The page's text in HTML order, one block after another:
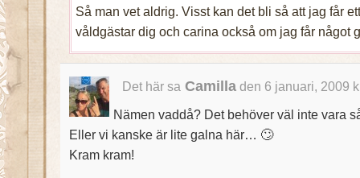
Så man vet aldrig. Visst kan det bli så att jag får
våldgästar dig och carina också om jag får något
Det här sa Camilladen 6 januari, 2009
Nämen vaddå? Det behöver väl inte vara
Eller vi kanske är lite galna här… 🙄
Kram kram!